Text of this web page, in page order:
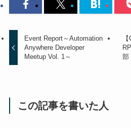
Event Report～Automation
Anywhere Developer
Meetup Vol. 1～
部
この記事を書いた人